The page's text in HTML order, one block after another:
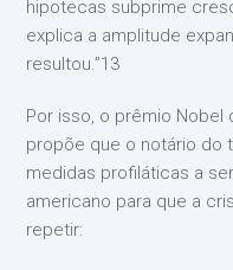
hipotecas subprime
explica a amplitude
resultou.”13
Por isso, o prêmio Nobel
propõe que o notário do
medidas profiláticas a
americano para que a
repetir: